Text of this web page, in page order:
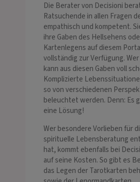
Die Berater von Decisioni
Ratsuchende in allen Fragen
empathisch und kompetent.
ihre Gaben des Hellsehens
Kartenlegens auf diesem
vollständig zur Verfügung. Wer
kann aus diesen Gaben voll
Komplizierte
so von verschiedenen
beleuchtet werden. Denn: Es
eine Lösung!
Wer besondere Vorlieben für
spirituelle Lebensberatung
hat, kommt ebenfalls bei
auf seine Kosten. So gibt es
das Legen der Tarotkarten